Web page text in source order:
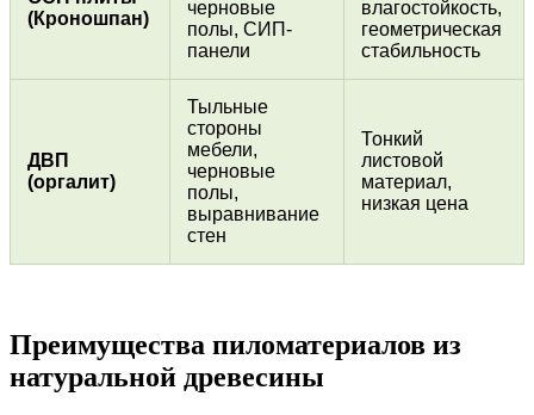
(Кроношпан)
черновые
полы, СИП-
панели
влагостойкость,
геометрическая
стабильность
ДВП
(оргалит)
Тыльные
стороны
мебели,
черновые
полы,
выравнивание
стен
Тонкий
листовой
материал,
низкая цена
Преимущества пиломатериалов из
натуральной древесины